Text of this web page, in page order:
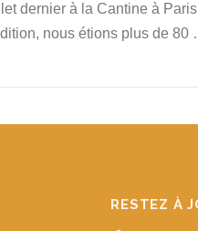
dernier à la Cantine à
nous étions plus de 80
RESTEZ À